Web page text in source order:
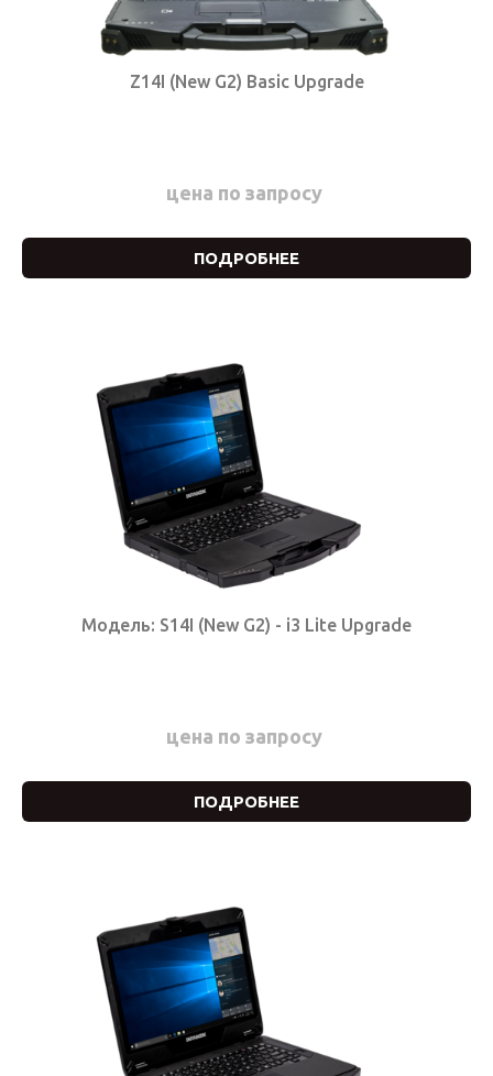
Z14I (New G2) Basic Upgrade
цена по запросу
ПОДРОБНЕЕ
Модель: S14I (New G2) - i3 Lite Upgrade
цена по запросу
ПОДРОБНЕЕ